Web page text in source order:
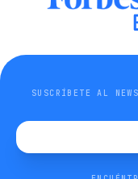
SUSCRÍBETE AL